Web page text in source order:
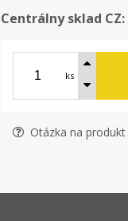
Centrálny sklad CZ:
ks
Otázka na produkt